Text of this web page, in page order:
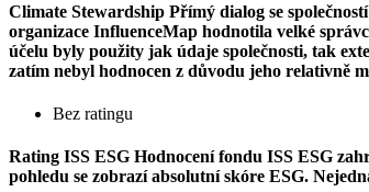
Climate Stewardship Přímý dialog se
organizace InfluenceMap hodnotila velké
účelu byly použity jak údaje společnosti, tak
zatím nebyl hodnocen z důvodu jeho relativně
Bez ratingu
Rating ISS ESG Hodnocení fondu ISS ESG
pohledu se zobrazí absolutní skóre ESG.